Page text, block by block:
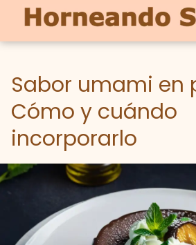
Sabor umami en
Cómo y cuándo
incorporarlo